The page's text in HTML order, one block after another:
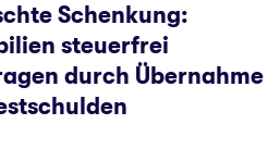
Schenkung:
steuerfrei
durch Übernahme